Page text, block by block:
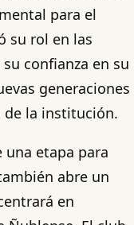
para el
su rol en las
confianza en su
generaciones
la institución.
una etapa para
abre un
en